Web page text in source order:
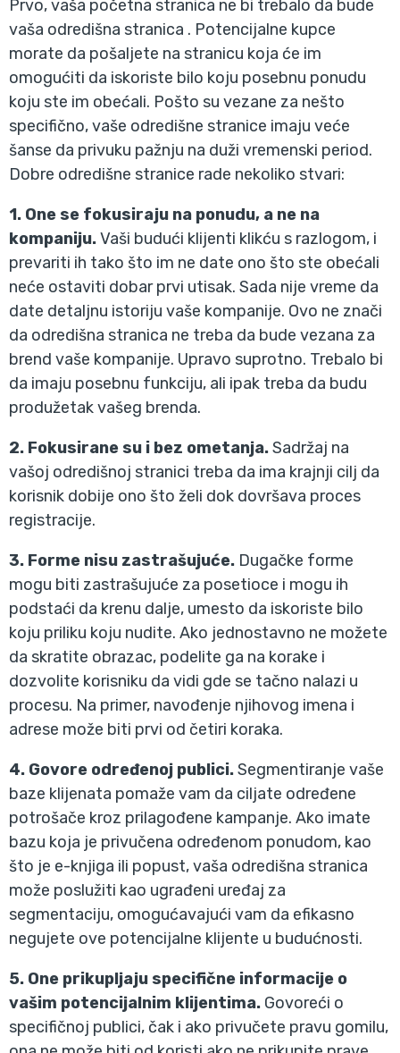
Prvo, vaša početna stranica ne bi trebalo da bude
vaša odredišna stranica . Potencijalne kupce
morate da pošaljete na stranicu koja će im
omogućiti da iskoriste bilo koju posebnu ponudu
koju ste im obećali. Pošto su vezane za nešto
specifično, vaše odredišne stranice imaju veće
šanse da privuku pažnju na duži vremenski period.
Dobre odredišne stranice rade nekoliko stvari:
1. One se fokusiraju na ponudu, a ne na
kompaniju.Vaši budući klijenti klikću s razlogom, i
prevariti ih tako što im ne date ono što ste obećali
neće ostaviti dobar prvi utisak. Sada nije vreme da
date detaljnu istoriju vaše kompanije. Ovo ne znači
da odredišna stranica ne treba da bude vezana za
brend vaše kompanije. Upravo suprotno. Trebalo bi
da imaju posebnu funkciju, ali ipak treba da budu
produžetak vašeg brenda.
2. Fokusirane su i bez ometanja.Sadržaj na
vašoj odredišnoj stranici treba da ima krajnji cilj da
korisnik dobije ono što želi dok dovršava proces
registracije.
3. Forme nisu zastrašujuće. Dugačke forme
mogu biti zastrašujuće za posetioce i mogu ih
podstaći da krenu dalje, umesto da iskoriste bilo
koju priliku koju nudite. Ako jednostavno ne možete
da skratite obrazac, podelite ga na korake i
dozvolite korisniku da vidi gde se tačno nalazi u
procesu. Na primer, navođenje njihovog imena i
adrese može biti prvi od četiri koraka.
4. Govore određenoj publici.Segmentiranje vaše
baze klijenata pomaže vam da ciljate određene
potrošače kroz prilagođene kampanje. Ako imate
bazu koja je privučena određenom ponudom, kao
što je e-knjiga ili popust, vaša odredišna stranica
može poslužiti kao ugrađeni uređaj za
segmentaciju, omogućavajući vam da efikasno
negujete ove potencijalne klijente u budućnosti.
5. One prikupljaju specifične informacije o
vašim potencijalnim klijentima. Govoreći o
specifičnoj publici, čak i ako privučete pravu gomilu,